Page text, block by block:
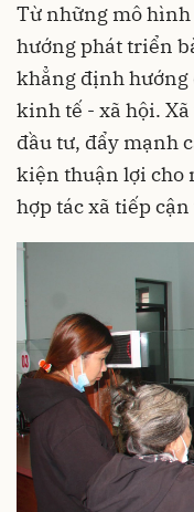
Từ những mô
hướng phát triển
khẳng định
kinh tế - xã hội.
đầu tư, đẩy mạnh
kiện thuận lợi cho
hợp tác xã tiếp